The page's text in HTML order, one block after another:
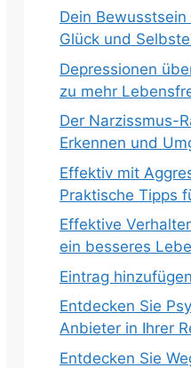
Dein Bewusstsein
Glück und
Depressionen
zu mehr
Der Narzissmus-
Erkennen und
Effektiv mit
Praktische Tipps
Effektive
ein besseres
Eintrag hinzufügen
Entdecken Sie
Anbieter in Ihrer
Entdecken Sie